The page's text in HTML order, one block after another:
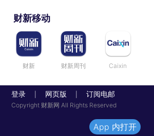
财新移动
财新 财新周刊 Caixin
登录 网页版 订阅电邮
Copyright 财新网 All Rights Reserved
App 内打开